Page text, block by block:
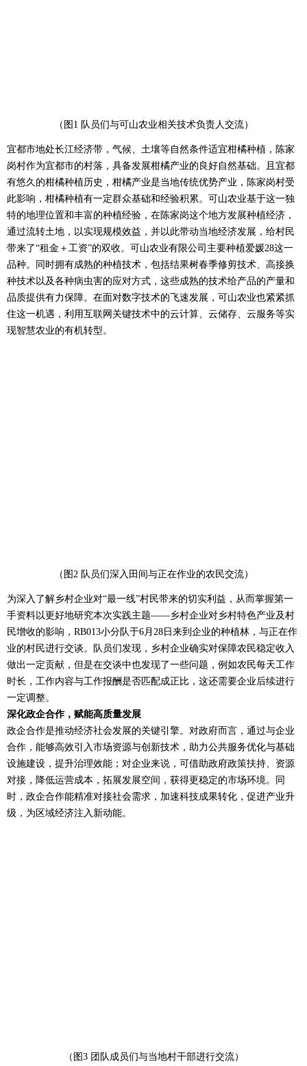
（图1 队员们与可山农业相关技术负责人交流）
宜都市地处长江经济带，气候、土壤等自然条件适宜柑橘种植，陈家
岗村作为宜都市的村落，具备发展柑橘产业的良好自然基础。且宜都
有悠久的柑橘种植历史，柑橘产业是当地传统优势产业，陈家岗村受
此影响，柑橘种植有一定群众基础和经验积累。可山农业基于这一独
特的地理位置和丰富的种植经验，在陈家岗这个地方发展种植经济，
通过流转土地，以实现规模效益，并以此带动当地经济发展，给村民
带来了“租金＋工资”的双收。可山农业有限公司主要种植爱媛28这一
品种。同时拥有成熟的种植技术，包括结果树春季修剪技术、高接换
种技术以及各种病虫害的应对方式，这些成熟的技术给产品的产量和
品质提供有力保障。在面对数字技术的飞速发展，可山农业也紧紧抓
住这一机遇，利用互联网关键技术中的云计算、云储存、云服务等实
现智慧农业的有机转型。
（图2 队员们深入田间与正在作业的农民交流）
为深入了解乡村企业对“最一线”村民带来的切实利益，从而掌握第一
手资料以更好地研究本次实践主题——乡村企业对乡村特色产业及村
民增收的影响，RB013小分队于6月28日来到企业的种植林，与正在作
业的村民进行交谈。队员们发现，乡村企业确实对保障农民稳定收入
做出一定贡献，但是在交谈中也发现了一些问题，例如农民每天工作
时长，工作内容与工作报酬是否匹配成正比，这还需要企业后续进行
一定调整。
深化政企合作，赋能高质量发展
政企合作是推动经济社会发展的关键引擎。对政府而言，通过与企业
合作，能够高效引入市场资源与创新技术，助力公共服务优化与基础
设施建设，提升治理效能；对企业来说，可借助政府政策扶持、资源
对接，降低运营成本，拓展发展空间，获得更稳定的市场环境。同
时，政企合作能精准对接社会需求，加速科技成果转化，促进产业升
级，为区域经济注入新动能。
（图3 团队成员们与当地村干部进行交流）